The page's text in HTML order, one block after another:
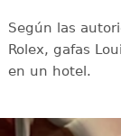
Según las
Rolex, gafas
en un hotel.